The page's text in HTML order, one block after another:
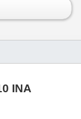
INA